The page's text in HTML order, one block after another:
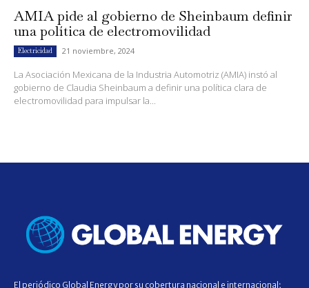
AMIA pide al gobierno de Sheinbaum definir
una política de electromovilidad
Electricidad 21 noviembre, 2024
La Asociación Mexicana de la Industria Automotriz (AMIA) instó al
gobierno de Claudia Sheinbaum a definir una política clara de
electromovilidad para impulsar la...
El periódico Global Energy por su cobertura nacional e internacional;